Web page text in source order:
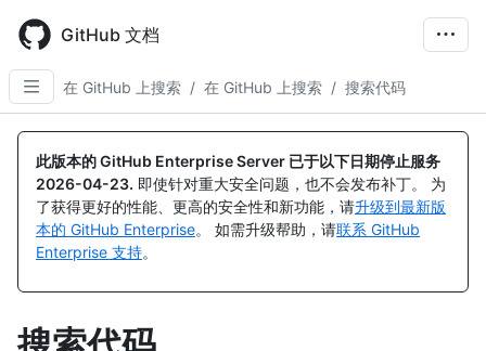
main
content
GitHub 文档
在 GitHub 上搜索 / 在 GitHub 上搜索 / 搜索代码
此版本的 GitHub Enterprise Server 已于以下日期停止服务
2026-04-23. 即使针对重大安全问题，也不会发布补丁。 为
了获得更好的性能、更高的安全性和新功能，请升级到最新版
本的 GitHub Enterprise。 如需升级帮助，请联系 GitHub
Enterprise 支持。